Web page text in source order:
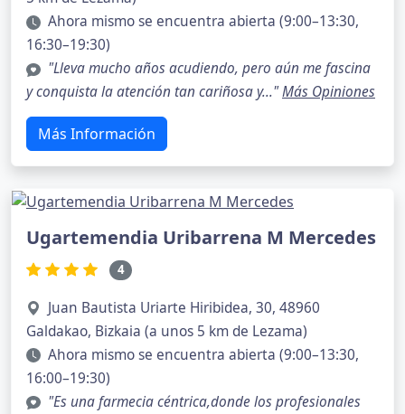
Ahora mismo se encuentra abierta (9:00–13:30,
16:30–19:30)
"Lleva mucho años acudiendo, pero aún me fascina
y conquista la atención tan cariñosa y..."Más Opiniones
Más Información
Ugartemendia Uribarrena M Mercedes
4
Juan Bautista Uriarte Hiribidea, 30, 48960
Galdakao, Bizkaia (a unos 5 km de Lezama)
Ahora mismo se encuentra abierta (9:00–13:30,
16:00–19:30)
"Es una farmecia céntrica,donde los profesionales